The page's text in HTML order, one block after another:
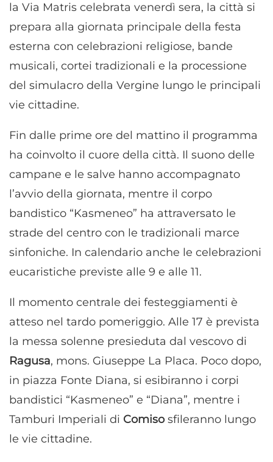
la Via Matris celebrata venerdì sera, la città si
prepara alla giornata principale della festa
esterna con celebrazioni religiose, bande
musicali, cortei tradizionali e la processione
del simulacro della Vergine lungo le principali
vie cittadine.
Fin dalle prime ore del mattino il programma
ha coinvolto il cuore della città. Il suono delle
campane e le salve hanno accompagnato
l’avvio della giornata, mentre il corpo
bandistico “Kasmeneo” ha attraversato le
strade del centro con le tradizionali marce
sinfoniche. In calendario anche le celebrazioni
eucaristiche previste alle 9 e alle 11.
Il momento centrale dei festeggiamenti è
atteso nel tardo pomeriggio. Alle 17 è prevista
la messa solenne presieduta dal vescovo di
Ragusa, mons. Giuseppe La Placa. Poco dopo,
in piazza Fonte Diana, si esibiranno i corpi
bandistici “Kasmeneo” e “Diana”, mentre i
Tamburi Imperiali di Comisosfileranno lungo
le vie cittadine.